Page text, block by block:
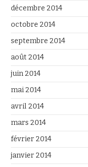
décembre 2014
octobre 2014
septembre 2014
août 2014
juin 2014
mai 2014
avril 2014
mars 2014
février 2014
janvier 2014